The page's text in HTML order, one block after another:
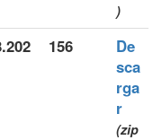
)
156
De
sca
rga
r
(zip